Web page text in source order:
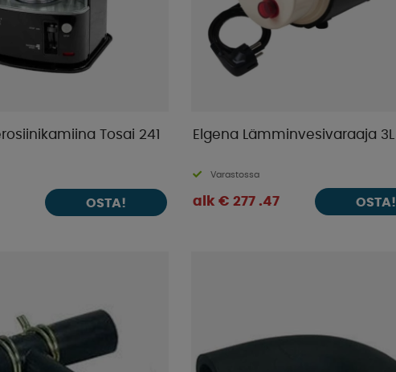
Tosai 241
OSTA!
Elgena Lämminvesivaraaja 3L
Varastossa
alk € 277 .47 OSTA!